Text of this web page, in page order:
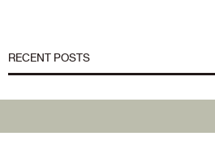
RECENT POSTS